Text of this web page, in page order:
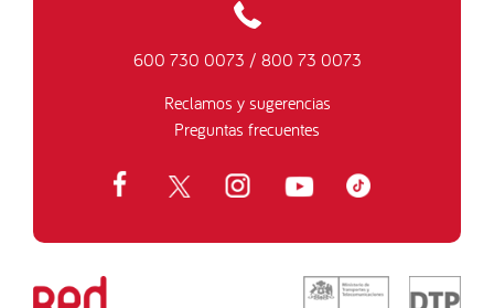
600 730 0073 / 800 73 0073
Reclamos y sugerencias
Preguntas frecuentes